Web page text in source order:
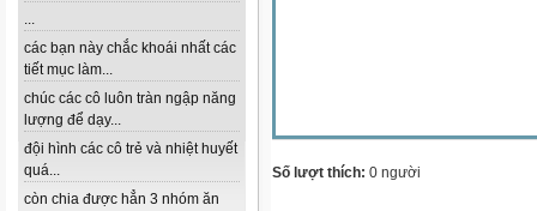
...
các bạn này chắc khoái nhất các
tiết mục làm...
chúc các cô luôn tràn ngập năng
lượng để dạy...
đội hình các cô trẻ và nhiệt huyết
quá...
còn chia được hẳn 3 nhóm ăn
Số lượt thích: 0 người